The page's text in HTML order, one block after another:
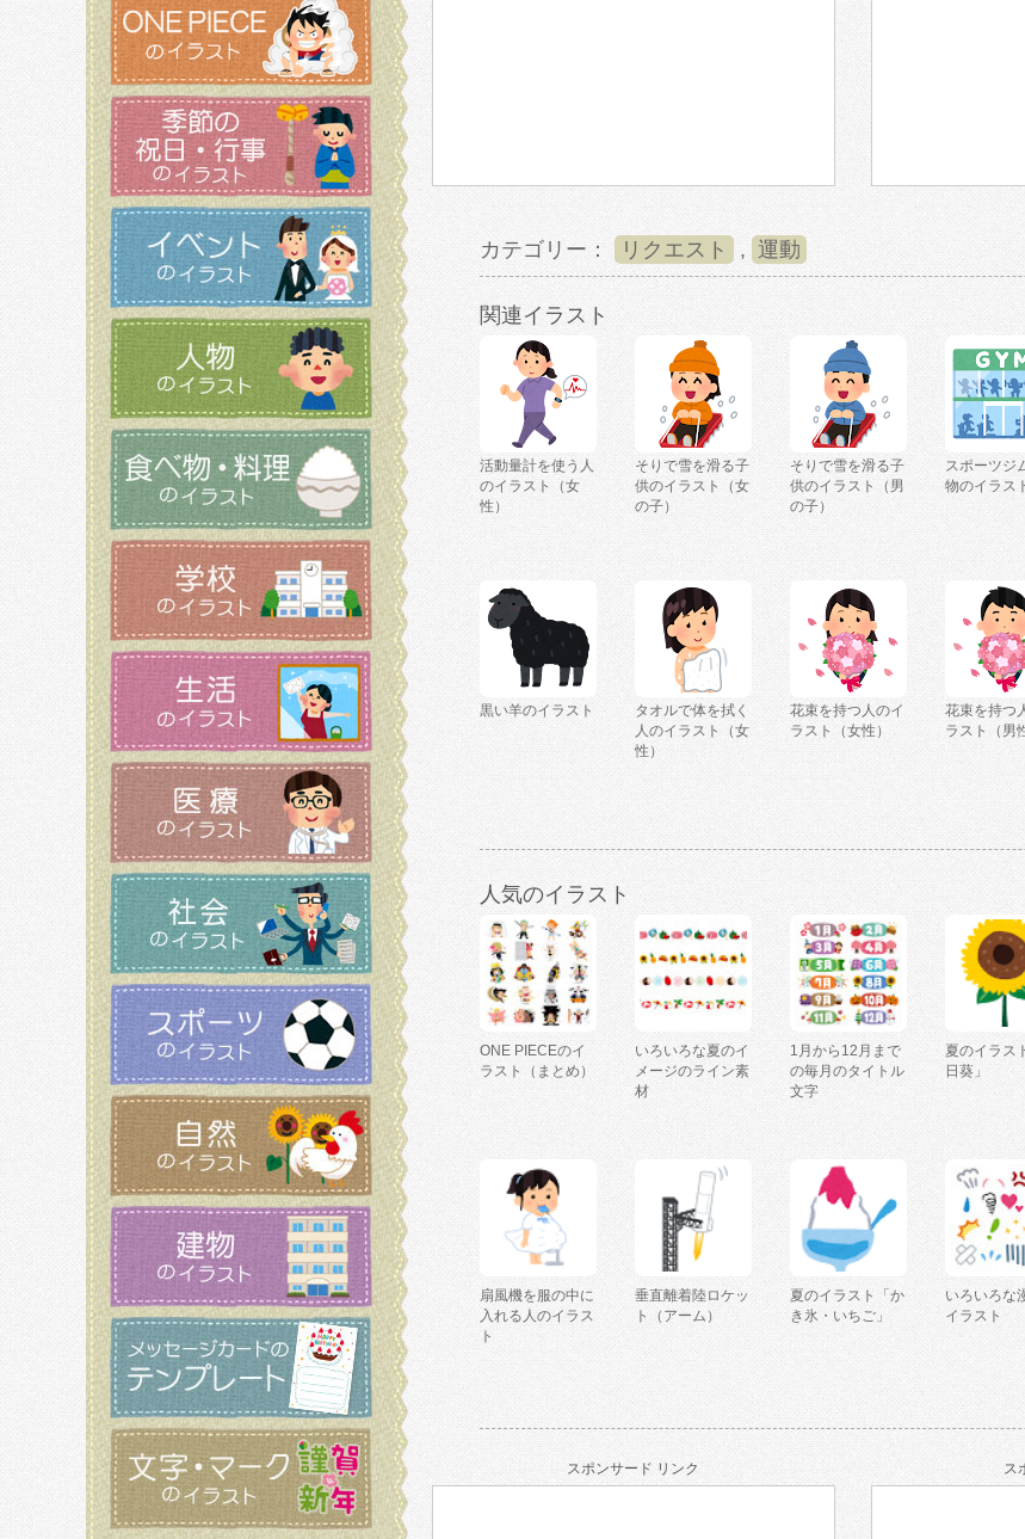
カテゴリー： リクエスト , 運動
関連イラスト
活動量計を使う人
のイラスト（女
性）
そりで雪を滑る子
供のイラスト（女
の子）
そりで雪を滑る子
供のイラスト（男
の子）
スポーツジ
物のイラス
黒い羊のイラスト
タオルで体を拭く
人のイラスト（女
性）
花束を持つ人のイ
ラスト（女性）
花束を持つ
ラスト（男
人気のイラスト
ONE PIECEのイ
ラスト（まとめ）
いろいろな夏のイ
メージのライン素
材
1月から12月まで
の毎月のタイトル
文字
夏のイラス
日葵」
扇風機を服の中に
入れる人のイラス
ト
垂直離着陸ロケッ
ト（アーム）
夏のイラスト「か
き氷・いちご」
いろいろな
イラスト
スポンサード リンク ス